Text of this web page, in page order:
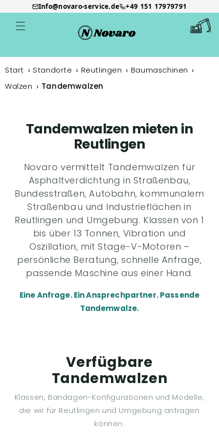
Direkt
zum
Inhalt
Info@novaro-service.de +49 151 17979791
Start Standorte Reutlingen
Baumaschinen
Walzen
Tandemwalzen
Tandemwalzen mieten in
Reutlingen
Novaro vermittelt Tandemwalzen für
Asphaltverdichtung in Straßenbau,
Bundesstraßen, Autobahn, kommunalem
Straßenbau und Industrieflächen in
Reutlingen und Umgebung. Klassen von 1
bis über 13 Tonnen, Vibration und
Oszillation, mit Stage-V-Motoren –
persönliche Beratung, schnelle Anfrage,
passende Maschine aus einer Hand.
Eine Anfrage. Ein Ansprechpartner. Passende
Tandemwalze.
Verfügbare
Tandemwalzen
Klassen, Bandagen-Konfigurationen und Modelle,
die wir für Reutlingen und Umgebung anfragen
können.